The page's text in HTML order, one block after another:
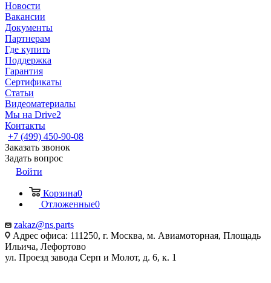
Новости
Вакансии
Документы
Партнерам
Где купить
Поддержка
Гарантия
Сертификаты
Статьи
Видеоматериалы
Мы на Drive2
Контакты
+7 (499) 450-90-08
Заказать звонок
Задать вопрос
Войти
Корзина0
Отложенные0
zakaz@ns.parts
Адрес офиса: 111250, г. Москва, м. Авиамоторная, Площадь
Ильича, Лефортово
ул. Проезд завода Серп и Молот, д. 6, к. 1